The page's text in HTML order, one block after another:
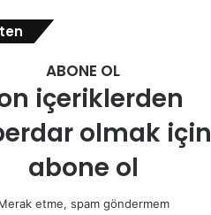
ABONE OL
içeriklerden
olmak için
abone ol
etme, spam göndermem